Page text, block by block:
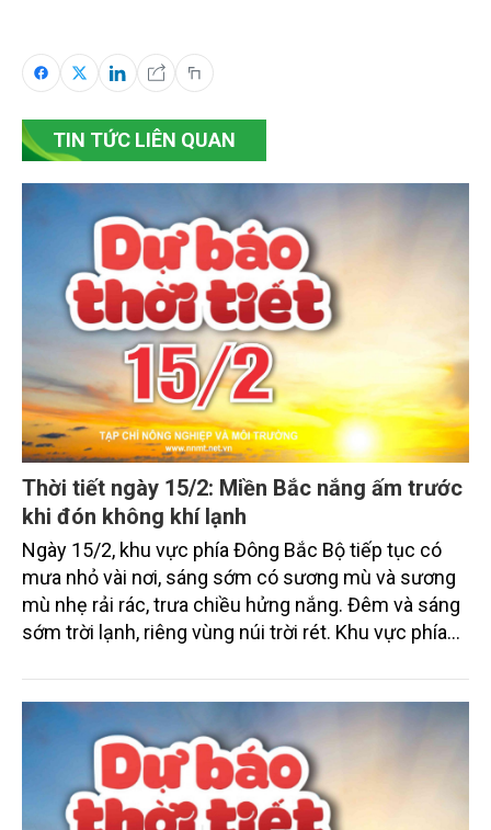
TIN TỨC LIÊN QUAN
Thời tiết ngày 15/2: Miền Bắc nắng ấm trước
khi đón không khí lạnh
Ngày 15/2, khu vực phía Đông Bắc Bộ tiếp tục có
mưa nhỏ vài nơi, sáng sớm có sương mù và sương
mù nhẹ rải rác, trưa chiều hửng nắng. Đêm và sáng
sớm trời lạnh, riêng vùng núi trời rét. Khu vực phía
mưa nhỏ vài nơi, sáng sớm có sương mù và sương
mù nhẹ rải rác, trưa chiều trời nắng. Đêm và sáng
sớm trời lạnh, riêng phía Tây Bắc Bộ trời rét.